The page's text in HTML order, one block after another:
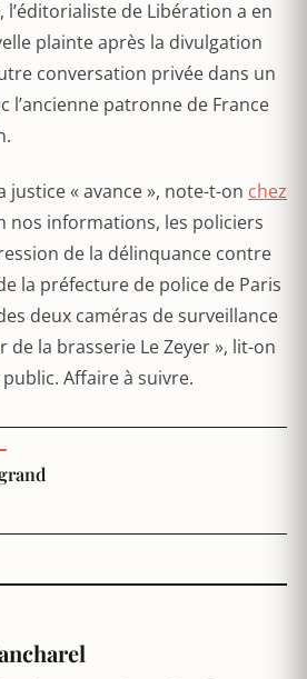
l’éditorialiste de Libération a en
plainte après la divulgation
conversation privée dans un
l’ancienne patronne de France
justice « avance », note-t-on chez
nos informations, les policiers
de la délinquance contre
la préfecture de police de Paris
deux caméras de surveillance
de la brasserie Le Zeyer », lit-on
Affaire à suivre.